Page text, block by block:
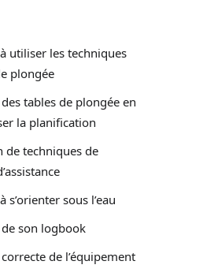
utiliser les techniques
plongée
tables de plongée en
la planification
de techniques de
s’orienter sous l’eau
de son logbook
de l’équipement